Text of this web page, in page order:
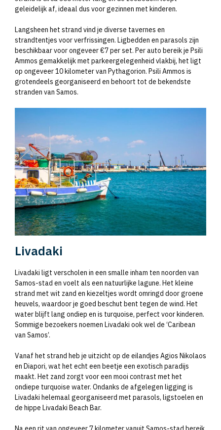
geleidelijk af, ideaal dus voor gezinnen met kinderen.
Langsheen het strand vind je diverse tavernes en
strandtentjes voor verfrissingen. Ligbedden en parasols zijn
beschikbaar voor ongeveer €7 per set. Per auto bereik je Psili
Ammos gemakkelijk met parkeergelegenheid vlakbij, het ligt
op ongeveer 10 kilometer van Pythagorion. Psili Ammos is
grotendeels georganiseerd en behoort tot de bekendste
stranden van Samos.
Livadaki
Livadaki ligt verscholen in een smalle inham ten noorden van
Samos-stad en voelt als een natuurlijke lagune. Het kleine
strand met wit zand en kiezeltjes wordt omringd door groene
heuvels, waardoor je goed beschut bent tegen de wind. Het
water blijft lang ondiep en is turquoise, perfect voor kinderen.
Sommige bezoekers noemen Livadaki ook wel de ‘Caribean
van Samos’.
Vanaf het strand heb je uitzicht op de eilandjes Agios Nikolaos
en Diapori, wat het echt een beetje een exotisch paradijs
maakt. Het zand zorgt voor een mooi contrast met het
ondiepe turquoise water. Ondanks de afgelegen ligging is
Livadaki helemaal georganiseerd met parasols, ligstoelen en
de hippe Livadaki Beach Bar.